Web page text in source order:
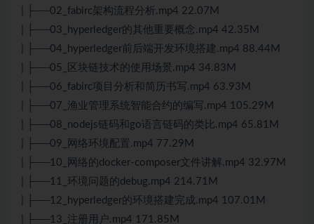
| ├──02_fabirc架构流程分析.mp4 22.07M
| ├──03_hyperledger的其他重要概念.mp4 42.35M
| ├──04_hyperledger前后端开发环境搭建.mp4 88.44M
| ├──05_区块链技术的使用场景.mp4 34.83M
| ├──06_fabirc项目分析和简历书写.mp4 63.93M
| ├──07_渔业管理系统智能合约的编写.mp4 105.29M
| ├──08_nodejs链码和go语言链码的类比.mp4 65.81M
| ├──09_网络环境配置.mp4 77.29M
| ├──10_网络的docker-composer文件讲解.mp4 32.97M
| ├──11_环境问题的debug.mp4 214.71M
| ├──12_hyperledger的环境搭建完成.mp4 107.01M
| ├──13_注册用户.mp4 171.85M